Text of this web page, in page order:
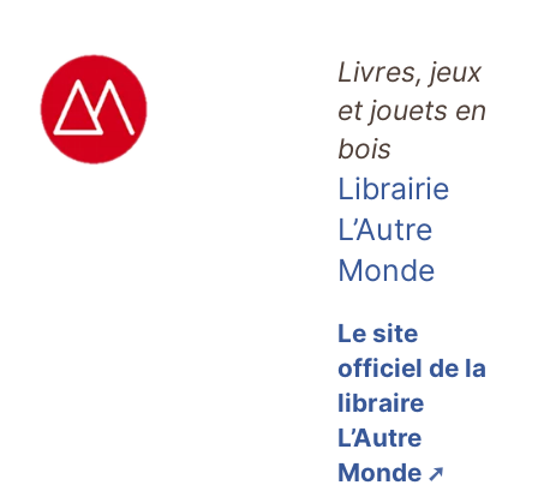
Livres, jeux
et jouets en
bois
Librairie
L’Autre
Monde
Le site
officiel de la
libraire
L’Autre
Monde